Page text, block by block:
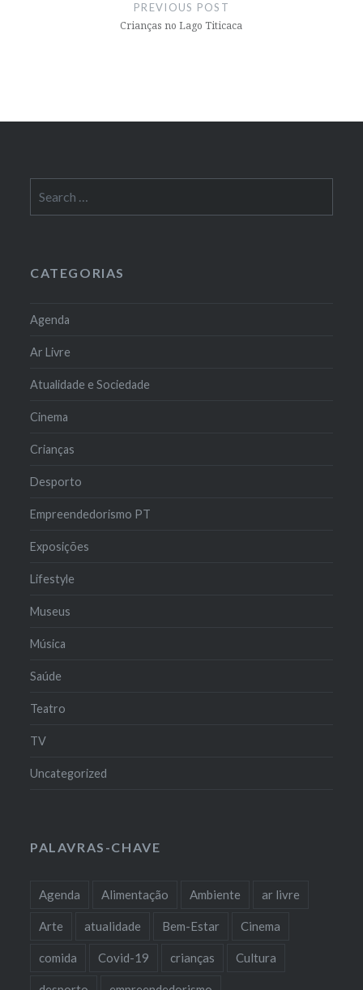
PREVIOUS POST
Crianças no Lago Titicaca
for:
CATEGORIAS
Agenda
Ar Livre
Atualidade e Sociedade
Cinema
Crianças
Desporto
Empreendedorismo PT
Exposições
Lifestyle
Museus
Música
Saúde
Teatro
TV
Uncategorized
PALAVRAS-CHAVE
Agenda Alimentação Ambiente ar livre
Arte atualidade Bem-Estar Cinema
comida Covid-19 crianças Cultura